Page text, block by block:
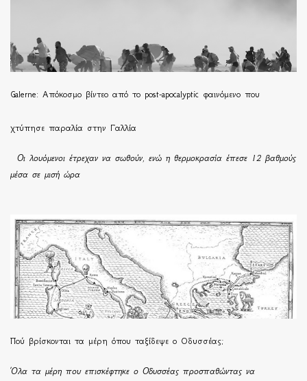
Galerne: Απόκοσμο βίντεο από το post-apocalyptic φαινόμενο που
χτύπησε παραλία στην Γαλλία
Οι λουόμενοι έτρεχαν να σωθούν, ενώ η θερμοκρασία έπεσε 12 βαθμούς
μέσα σε μισή ώρα
Πού βρίσκονται τα μέρη όπου ταξίδεψε ο Οδυσσέας;
Όλα τα μέρη που επισκέφτηκε ο Οδυσσέας προσπαθώντας να